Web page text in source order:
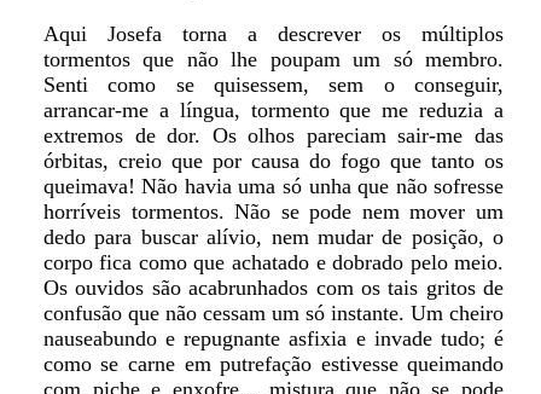
Aqui Josefa torna a descrever os múltiplos
tormentos que não lhe poupam um só membro.
Senti como se quisessem, sem o conseguir,
arrancar-me a língua, tormento que me reduzia a
extremos de dor. Os olhos pareciam sair-me das
órbitas, creio que por causa do fogo que tanto os
queimava! Não havia uma só unha que não sofresse
horríveis tormentos. Não se pode nem mover um
dedo para buscar alívio, nem mudar de posição, o
corpo fica como que achatado e dobrado pelo meio.
Os ouvidos são acabrunhados com os tais gritos de
confusão que não cessam um só instante. Um cheiro
nauseabundo e repugnante asfixia e invade tudo; é
como se carne em putrefação estivesse queimando
com piche e enxofre... mistura que não se pode